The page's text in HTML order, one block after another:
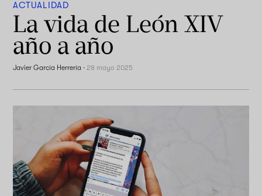
ACTUALIDAD
La vida de León XIV
año a año
Javier García Herrería ·28 mayo 2025